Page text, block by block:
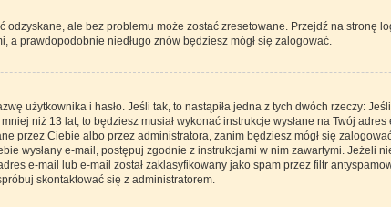
odzyskane, ale bez problemu może zostać zresetowane. Przejdź na stronę
a prawdopodobnie niedługo znów będziesz mógł się zalogować.
użytkownika i hasło. Jeśli tak, to nastąpiła jedna z tych dwóch rzeczy:
niż 13 lat, to będziesz musiał wykonać instrukcje wysłane na Twój
przez Ciebie albo przez administratora, zanim będziesz mógł się
wysłany e-mail, postępuj zgodnie z instrukcjami w nim zawartymi. Jeżeli
e-mail lub e-mail został zaklasyfikowany jako spam przez filtr
skontaktować się z administratorem.